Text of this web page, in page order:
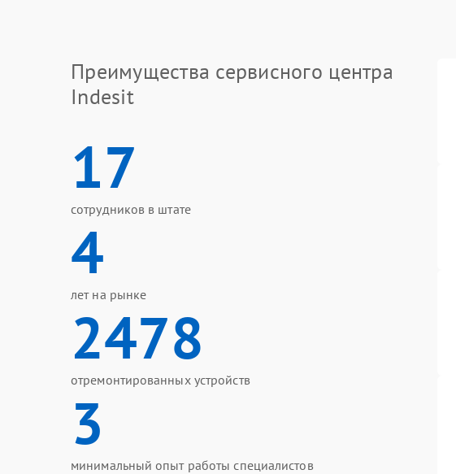
Преимущества сервисного центра
Indesit
17
сотрудников в штате
4
лет на рынке
2478
отремонтированных устройств
3
минимальный опыт работы специалистов